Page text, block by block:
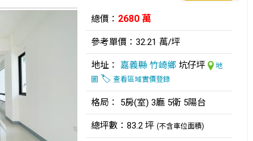
總價： 2680 萬
參考單價：32.21 萬/坪
地址： 嘉義縣 竹崎鄉 坑仔坪
地
圖 🏷️ 查看區域實價登錄
格局： 5房(室) 3廳 5衛 5陽台
總坪數：83.2 坪 (不含車位面積)